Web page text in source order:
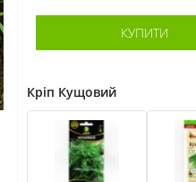
КУПИТИ
Кріп Кущовий